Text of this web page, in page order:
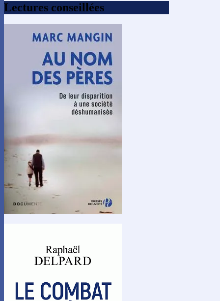
Lectures conseillées